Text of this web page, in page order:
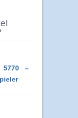
5770 –